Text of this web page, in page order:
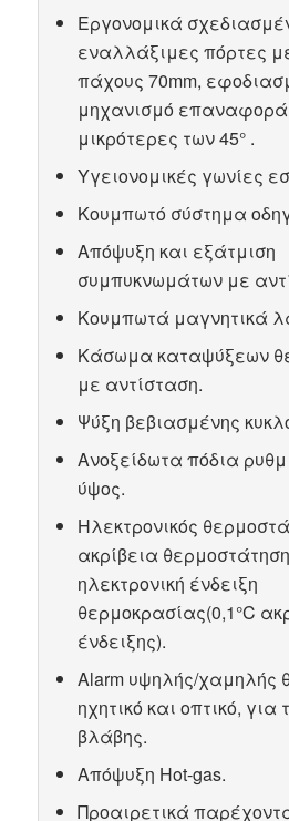
Εργονομικά
εναλλάξιμες πόρτες
πάχους 70mm,
μηχανισμό
μικρότερες των 45° .
Υγειονομικές γωνίες
Κουμπωτό σύστημα
Απόψυξη και εξάτμιση
συμπυκνωμάτων με
Κουμπωτά μαγνητικά
Κάσωμα καταψύξεων
με αντίσταση.
Ψύξη βεβιασμένης
Ανοξείδωτα πόδια
ύψος.
Ηλεκτρονικός
ακρίβεια
ηλεκτρονική ένδειξη
θερμοκρασίας(0,1°C
ένδειξης).
Alarm υψηλής/χαμηλής
ηχητικό και οπτικό,
βλάβης.
Απόψυξη Hot-gas.
Προαιρετικά